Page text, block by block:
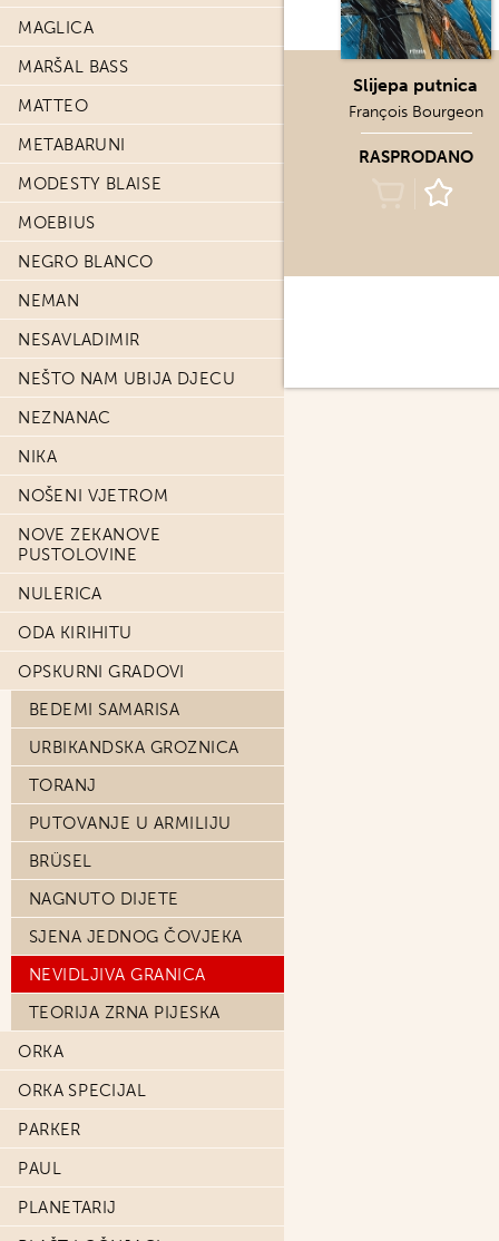
MAGLICA
MARŠAL BASS
MATTEO
METABARUNI
MODESTY BLAISE
MOEBIUS
NEGRO BLANCO
NEMAN
NESAVLADIMIR
NEŠTO NAM UBIJA DJECU
NEZNANAC
NIKA
NOŠENI VJETROM
NOVE ZEKANOVE
PUSTOLOVINE
NULERICA
ODA KIRIHITU
OPSKURNI GRADOVI
BEDEMI SAMARISA
URBIKANDSKA GROZNICA
TORANJ
PUTOVANJE U ARMILIJU
BRÜSEL
NAGNUTO DIJETE
SJENA JEDNOG ČOVJEKA
NEVIDLJIVA GRANICA
TEORIJA ZRNA PIJESKA
ORKA
ORKA SPECIJAL
PARKER
PAUL
PLANETARIJ
Slijepa putnica
François Bourgeon
RASPRODANO